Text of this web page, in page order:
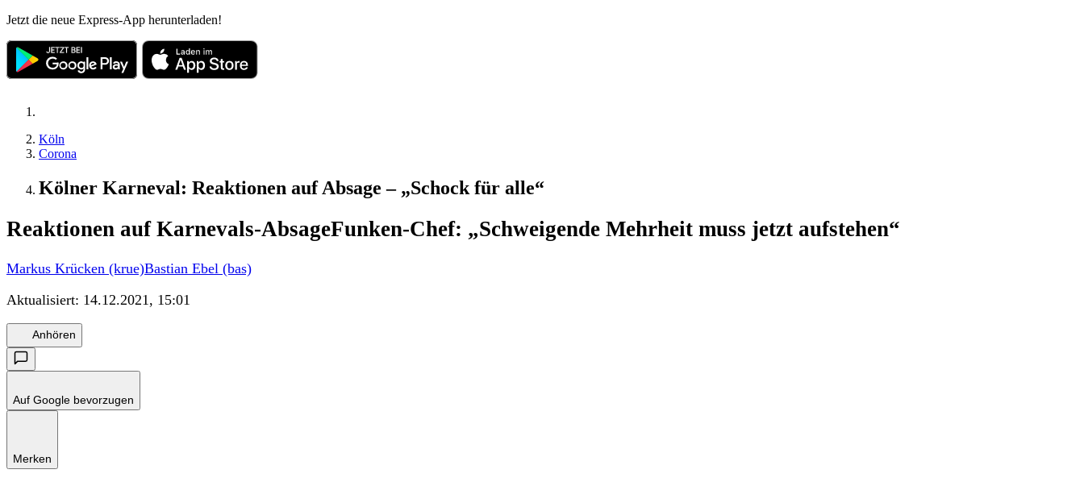
Jetzt die neue Express-App herunterladen!
Köln
Corona
Kölner Karneval: Reaktionen auf Absage – „Schock für alle“
Reaktionen auf Karnevals-AbsageFunken-Chef: „Schweigende Mehrheit muss jetzt aufstehen“
Markus Krücken (krue)Bastian Ebel (bas)
Aktualisiert: 14.12.2021, 15:01
Anhören
Auf Google bevorzugen
Merken